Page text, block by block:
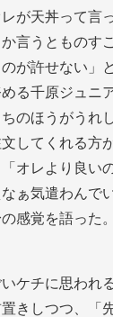
が天丼って言
か言うとものす
が許せない」
る千原ジュニ
ちのほうがうれ
してくれる方
オレより良い
なぁ気遣わんで
感覚を語った。
ケチに思われ
きしつつ、「